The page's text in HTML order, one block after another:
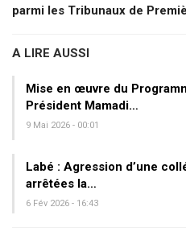
parmi les Tribunaux de
A LIRE AUSSI
Mise en œuvre du
Président Mamadi…
9 Mai 2026 - 00:01
Labé : Agression d’une
arrêtées la…
6 Fév 2026 - 16:43